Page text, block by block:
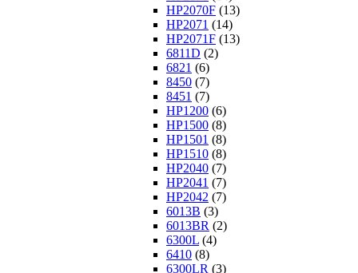
HP2070F (13)
HP2071 (14)
HP2071F (13)
6811D (2)
6821 (6)
8450 (7)
8451 (7)
HP1200 (6)
HP1500 (8)
HP1501 (8)
HP1510 (8)
HP2040 (7)
HP2041 (7)
HP2042 (7)
6013B (3)
6013BR (2)
6300L (4)
6410 (8)
6300LR (3)